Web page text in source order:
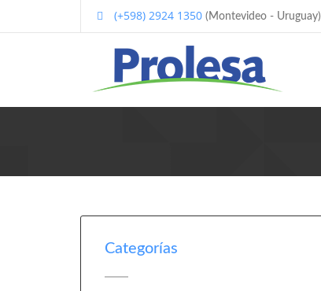
(+598) 2924 1350 (Montevideo - Uruguay)
Categorías